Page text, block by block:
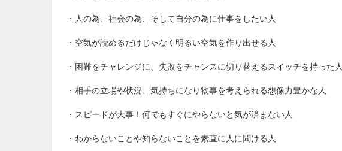
・人の為、社会の為、そして自分の為に仕事をしたい人
・空気が読めるだけじゃなく明るい空気を作り出せる人
・困難をチャレンジに、失敗をチャンスに切り替えるスイッチを持った人
・相手の立場や状況、気持ちになり物事を考えられる想像力豊かな人
・スピードが大事！何でもすぐにやらないと気が済まない人
・わからないことや知らないことを素直に人に聞ける人